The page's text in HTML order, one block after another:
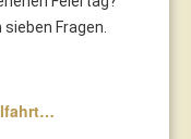
Fragen.